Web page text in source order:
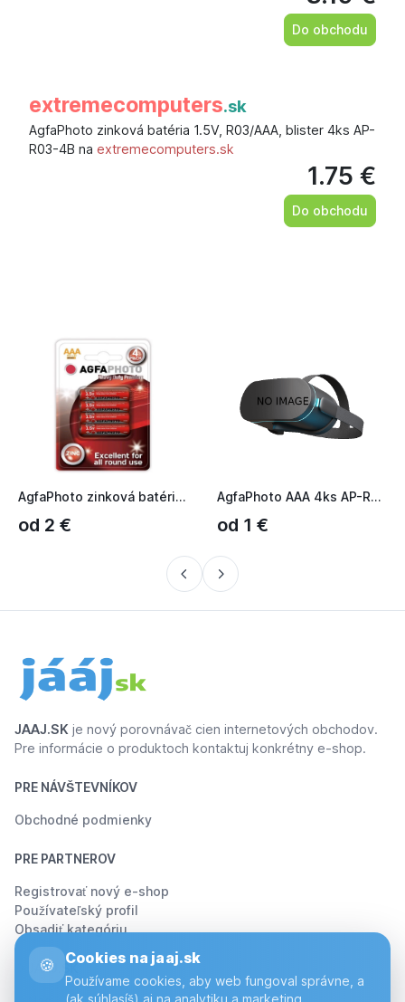
Do obchodu
extremecomputers.sk
AgfaPhoto zinková batéria 1.5V, R03/AAA, blister 4ks AP-
R03-4B na extremecomputers.sk
1.75 €
Do obchodu
AgfaPhoto zinková batéria 1.5V, R03/AAA, blister 4ks AP-R03-...
od 2 €
AgfaPhoto AAA 4ks AP-R03-4B
od 1 €
JAAJ.SK je nový porovnávač cien internetových obchodov.
Pre informácie o produktoch kontaktuj konkrétny e-shop.
PRE NÁVŠTEVNÍKOV
Obchodné podmienky
PRE PARTNEROV
Registrovať nový e-shop
Používateľský profil
Obsadiť kategóriu
O JÁÁJ.SK
🍪 Cookies na jaaj.sk
Používame cookies, aby web fungoval správne, a
(ak súhlasíš) aj na analytiku a marketing.